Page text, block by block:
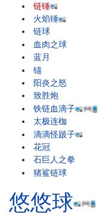
链锤
火焰锤
链球
血肉之球
蓝月
锚
阳炎之怒
致胜炮
铁链血滴子
太极连枷
滴滴怪跛子
花冠
石巨人之拳
猪鲨链球
悠悠球